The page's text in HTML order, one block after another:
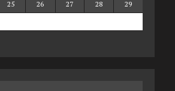
25 26 27 28
29